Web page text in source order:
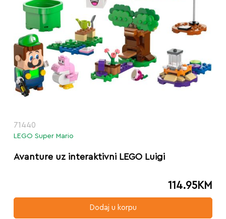
71440
LEGO Super Mario
Avanture uz interaktivni LEGO Luigi
114.95KM
Dodaj u korpu